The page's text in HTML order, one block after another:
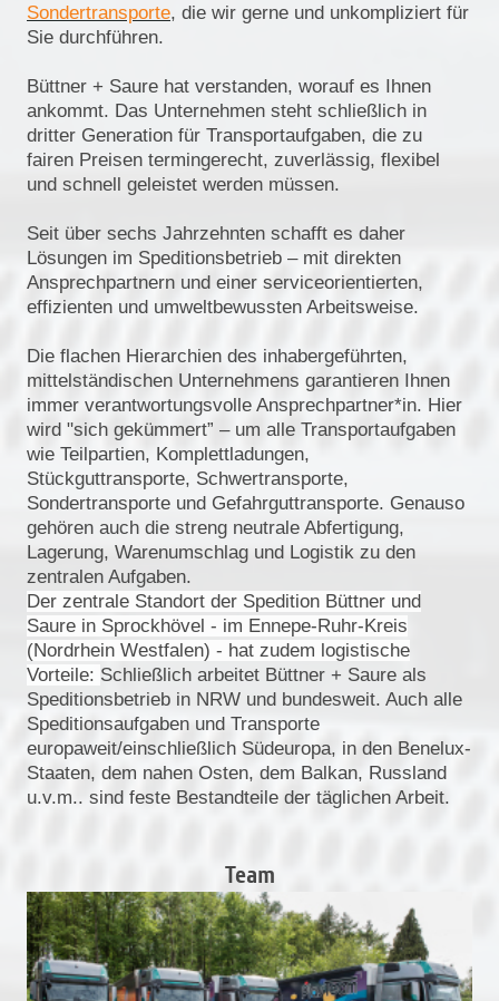
Sondertransporte, die wir gerne und unkompliziert für
Sie durchführen.
Büttner + Saure hat verstanden, worauf es Ihnen
ankommt. Das Unternehmen steht schließlich in
dritter Generation für Transportaufgaben, die zu
fairen Preisen termingerecht, zuverlässig, flexibel
und schnell geleistet werden müssen.
Seit über sechs Jahrzehnten schafft es daher
Lösungen im Speditionsbetrieb – mit direkten
Ansprechpartnern und einer serviceorientierten,
effizienten und umweltbewussten Arbeitsweise.
Die flachen Hierarchien des inhabergeführten,
mittelständischen Unternehmens garantieren Ihnen
immer verantwortungsvolle Ansprechpartner*in. Hier
wird "sich gekümmert” – um alle Transportaufgaben
wie Teilpartien, Komplettladungen,
Stückguttransporte, Schwertransporte,
Sondertransporte und Gefahrguttransporte. Genauso
gehören auch die streng neutrale Abfertigung,
Lagerung, Warenumschlag und Logistik zu den
zentralen Aufgaben.
Der zentrale Standort der Spedition Büttner und
Saure in Sprockhövel - im Ennepe-Ruhr-Kreis
(Nordrhein Westfalen) - hat zudem logistische
Vorteile: Schließlich arbeitet Büttner + Saure als
Speditionsbetrieb in NRW und bundesweit. Auch alle
Speditionsaufgaben und Transporte
europaweit/einschließlich Südeuropa, in den Benelux-
Staaten, dem nahen Osten, dem Balkan, Russland
u.v.m.. sind feste Bestandteile der täglichen Arbeit.
Team